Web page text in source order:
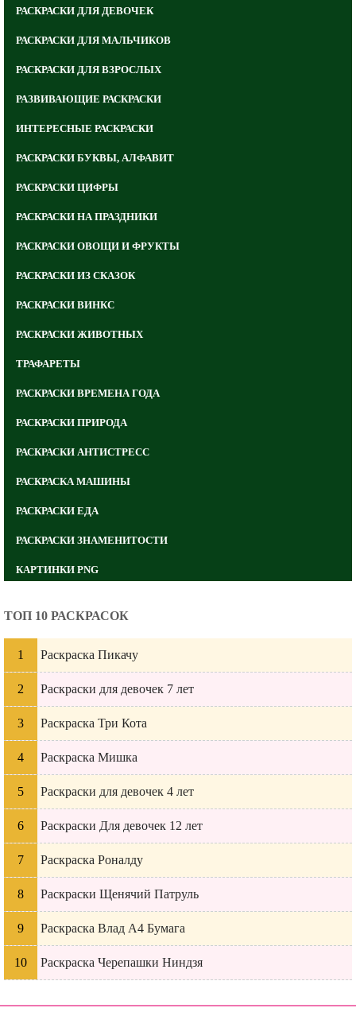
РАСКРАСКИ ДЛЯ ДЕВОЧЕК
РАСКРАСКИ ДЛЯ МАЛЬЧИКОВ
РАСКРАСКИ ДЛЯ ВЗРОСЛЫХ
РАЗВИВАЮЩИЕ РАСКРАСКИ
ИНТЕРЕСНЫЕ РАСКРАСКИ
РАСКРАСКИ БУКВЫ, АЛФАВИТ
РАСКРАСКИ ЦИФРЫ
РАСКРАСКИ НА ПРАЗДНИКИ
РАСКРАСКИ ОВОЩИ И ФРУКТЫ
РАСКРАСКИ ИЗ СКАЗОК
РАСКРАСКИ ВИНКС
РАСКРАСКИ ЖИВОТНЫХ
ТРАФАРЕТЫ
РАСКРАСКИ ВРЕМЕНА ГОДА
РАСКРАСКИ ПРИРОДА
РАСКРАСКИ АНТИСТРЕСС
РАСКРАСКА МАШИНЫ
РАСКРАСКИ ЕДА
РАСКРАСКИ ЗНАМЕНИТОСТИ
КАРТИНКИ PNG
ТОП 10 РАСКРАСОК
Раскраска Пикачу
Раскраски для девочек 7 лет
Раскраска Три Кота
Раскраска Мишка
Раскраски для девочек 4 лет
Раскраски Для девочек 12 лет
Раскраска Роналду
Раскраски Щенячий Патруль
Раскраска Влад А4 Бумага
Раскраска Черепашки Ниндзя